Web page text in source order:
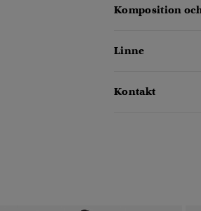
Komposition
Linne
Kontakt